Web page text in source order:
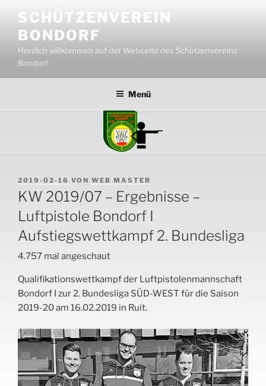
Inhalt
springen
SCHÜTZENVEREIN
BONDORF
Herzlich willkommen auf der Webseite des Schützenvereins
Bondorf
Menü
VERÖFFENTLICHT
AM
2019-02-16 VON WEB MASTER
KW 2019/07 – Ergebnisse –
Luftpistole Bondorf I
Aufstiegswettkampf 2. Bundesliga
4.757 mal angeschaut
Qualifikationswettkampf der Luftpistolenmannschaft
Bondorf I zur 2. Bundesliga SÜD-WEST für die Saison
2019-20 am 16.02.2019 in Ruit.